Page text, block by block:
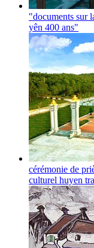
"documents sur
yên 400 ans"
cérémonie de
culturel huyen